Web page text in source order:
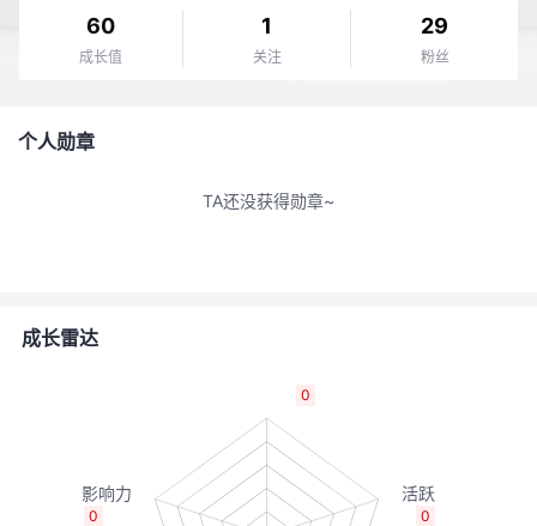
者
60
成长值
1
关注
29
粉丝
个人勋章
TA还没获得勋章~
成长雷达
0
0
0